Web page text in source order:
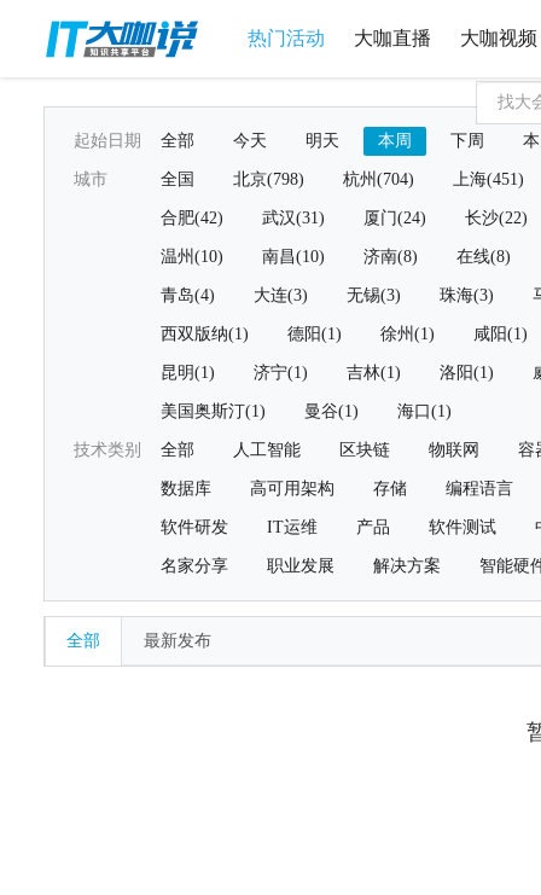
热门活动 大咖直播 大咖视频
起始日期 全部 今天 明天 本周 下周
城市 全国 北京(798) 杭州(704) 上海(451)
合肥(42) 武汉(31) 厦门(24) 长沙(22)
温州(10) 南昌(10) 济南(8) 在线(8)
青岛(4) 大连(3) 无锡(3) 珠海(3)
西双版纳(1) 德阳(1) 徐州(1) 咸阳(1)
昆明(1) 济宁(1) 吉林(1) 洛阳(1)
美国奥斯汀(1) 曼谷(1) 海口(1)
技术类别 全部 人工智能 区块链 物联网 容
数据库 高可用架构 存储 编程语言
软件研发 IT运维 产品 软件测试
名家分享 职业发展 解决方案 智能硬
全部 最新发布